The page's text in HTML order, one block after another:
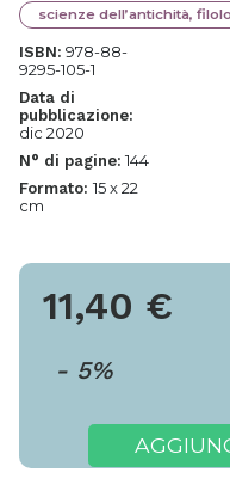
scienze dell’antichità,
ISBN: 978-88-
9295-105-1
Data di
pubblicazione:
dic 2020
N° di pagine: 144
Formato: 15 x 22
cm
11,40 €
- 5%